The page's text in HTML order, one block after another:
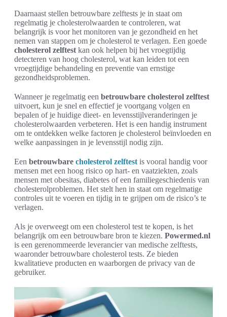
Daarnaast stellen betrouwbare zelftests je in staat om
regelmatig je cholesterolwaarden te controleren, wat
belangrijk is voor het monitoren van je gezondheid en het
nemen van stappen om je cholesterol te verlagen. Een goede
cholesterol zelftest kan ook helpen bij het vroegtijdig
detecteren van hoog cholesterol, wat kan leiden tot een
vroegtijdige behandeling en preventie van ernstige
gezondheidsproblemen.
Wanneer je regelmatig een betrouwbare cholesterol zelftest
uitvoert, kun je snel en effectief je voortgang volgen en
bepalen of je huidige dieet- en levensstijlveranderingen je
cholesterolwaarden verbeteren. Het is een handig instrument
om te ontdekken welke factoren je cholesterol beïnvloeden en
welke aanpassingen in je levensstijl nodig zijn.
Een betrouwbare cholesterol zelftest is vooral handig voor
mensen met een hoog risico op hart- en vaatziekten, zoals
mensen met obesitas, diabetes of een familiegeschiedenis van
cholesterolproblemen. Het stelt hen in staat om regelmatige
controles uit te voeren en tijdig in te grijpen om de risico’s te
verlagen.
Als je overweegt om een cholesterol test te kopen, is het
belangrijk om een betrouwbare bron te kiezen. Powermed.nl
is een gerenommeerde leverancier van medische zelftests,
waaronder betrouwbare cholesterol tests. Ze bieden
kwalitatieve producten en waarborgen de privacy van de
gebruiker.